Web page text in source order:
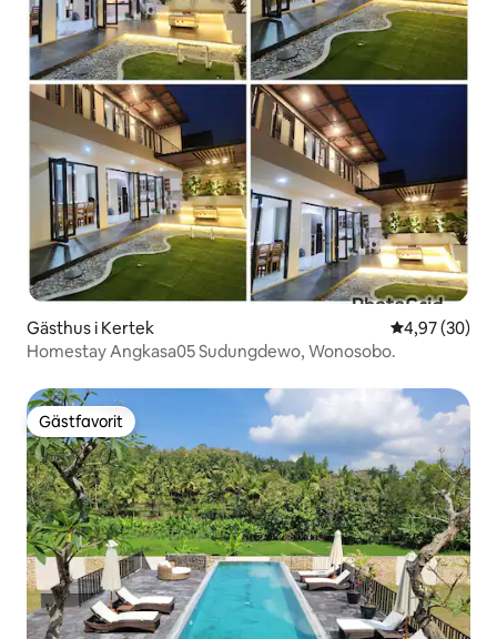
Gästhus i Kertek 4,97 av 5 i
4,97 (30)
Homestay Angkasa05 Sudungdewo, Wonosobo.
Gästfavorit
Gästfavorit